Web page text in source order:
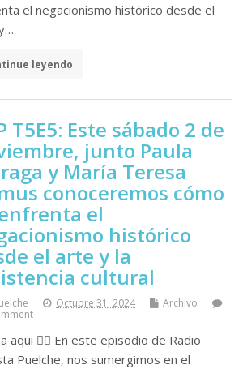
el negacionismo histórico desde el
leyendo
T5E5: Este sábado 2 de
junto Paula
y María Teresa
conoceremos cómo
el
histórico
el arte y la
cultural
Octubre 31, 2024
Archivo
aqui 👉🏽 En este episodio de Radio
Puelche, nos sumergimos en el